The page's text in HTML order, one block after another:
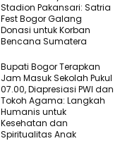
Stadion Pakansari: Satria
Fest Bogor Galang
Donasi untuk Korban
Bencana Sumatera
Bupati Bogor Terapkan
Jam Masuk Sekolah Pukul
07.00, Diapresiasi PWI dan
Tokoh Agama: Langkah
Humanis untuk
Kesehatan dan
Spiritualitas Anak